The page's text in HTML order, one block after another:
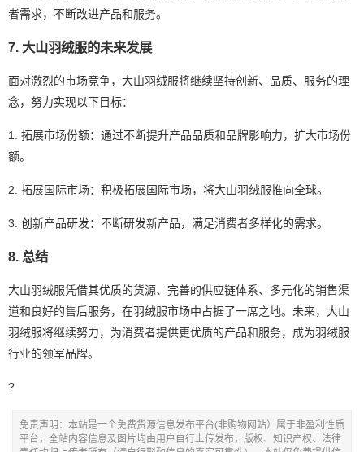
者需求，不断改进产品和服务。
7. 大山羽绒服的未来发展
面对激烈的市场竞争，大山羽绒服将继续坚持创新、品质、服务的理
念，努力实现以下目标：
1. 拓展市场份额：通过不断提升产品品质和品牌影响力，扩大市场份
额。
2. 拓展国际市场：积极拓展国际市场，将大山羽绒服推向全球。
3. 创新产品研发：不断研发新产品，满足消费者多样化的需求。
8. 总结
大山羽绒服凭借其优质的货源、完善的供应链体系、多元化的销售渠
道和良好的售后服务，在羽绒服市场中占据了一席之地。未来，大山
羽绒服将继续努力，为消费者提供更优质的产品和服务，成为羽绒服
行业的领军品牌。
?
免责声明：本站是一个免费货源信息发布平台(非购物网站）属于非盈利性质
平台，全站内容信息及图片均由用户自行上传发布，版权、知识产权、法律